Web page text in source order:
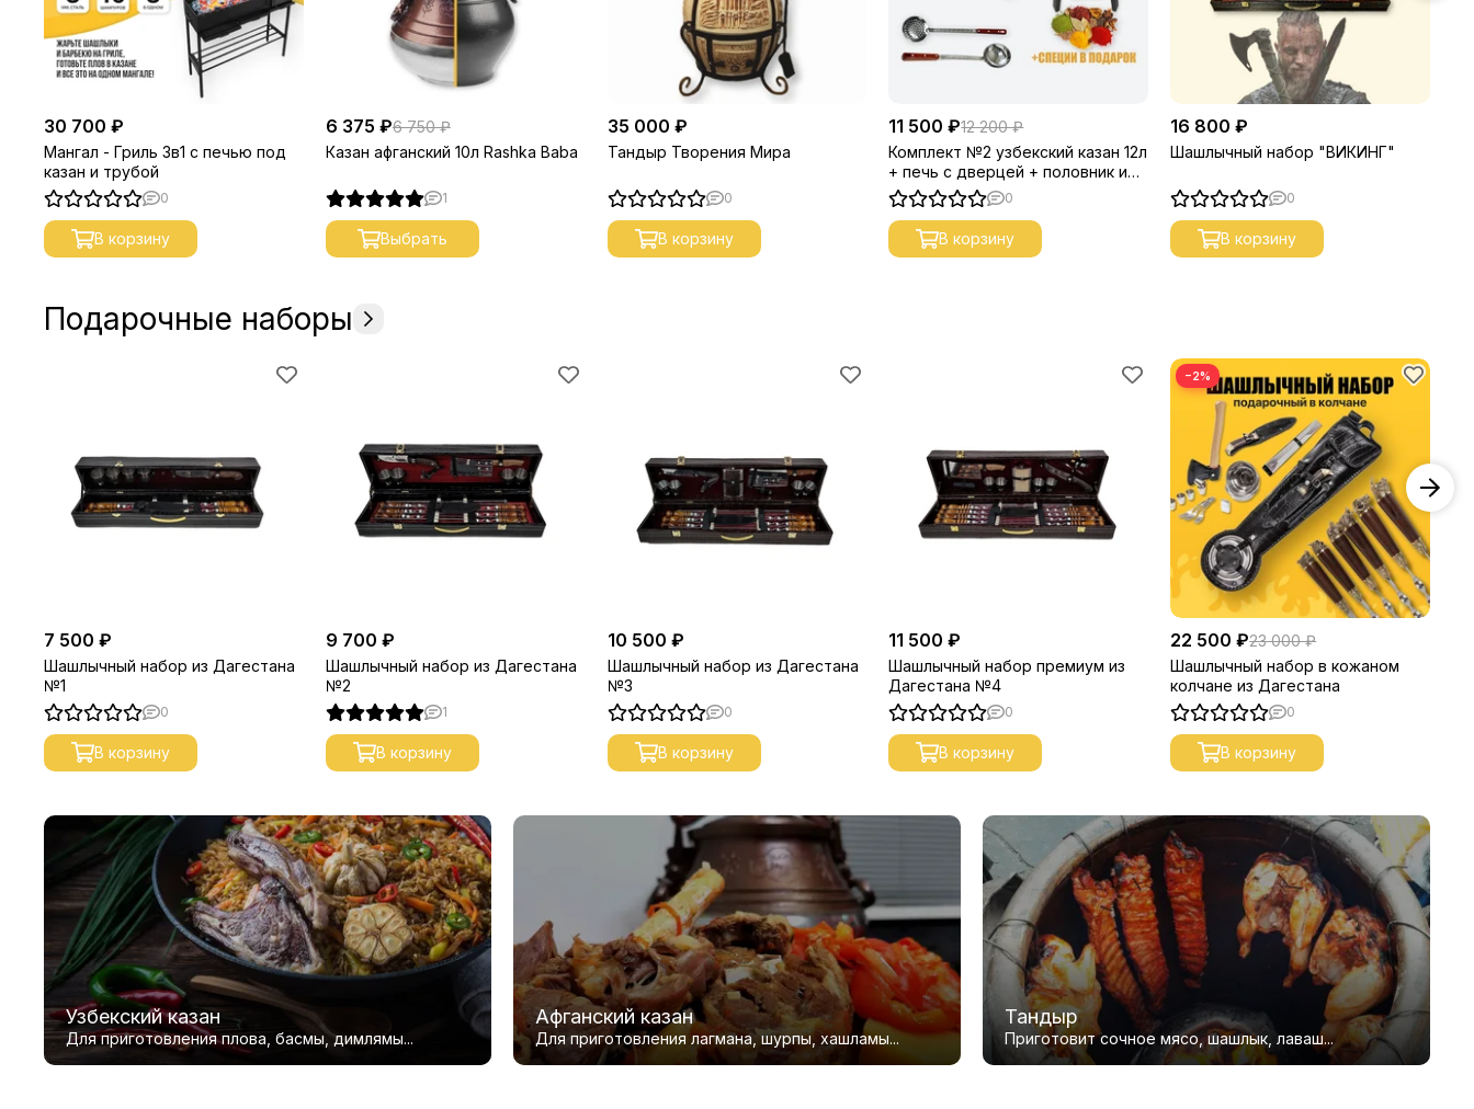
30 700 ₽
Мангал - Гриль 3в1 с печью под
казан и трубой
0
В корзину
6 375 ₽6 750 ₽
Казан афганский 10л Rashka Baba
1
Выбрать
35 000 ₽
Тандыр Творения Мира
0
В корзину
11 500 ₽12 200 ₽
Комплект №2 узбекский казан 12л
+ печь с дверцей + половник и
шумовка
0
В корзину
16 800 ₽
Шашлычный набор "ВИКИНГ"
0
В корзину
Подарочные наборы
7 500 ₽
Шашлычный набор из Дагестана
№1
0
В корзину
9 700 ₽
Шашлычный набор из Дагестана
№2
1
В корзину
10 500 ₽
Шашлычный набор из Дагестана
№3
0
В корзину
11 500 ₽
Шашлычный набор премиум из
Дагестана №4
0
В корзину
−2%
22 500 ₽23 000 ₽
Шашлычный набор в кожаном
колчане из Дагестана
0
В корзину
Узбекский казан
Для приготовления плова, басмы, димлямы...
Афганский казан
Для приготовления лагмана, шурпы, хашламы...
Тандыр
Приготовит сочное мясо, шашлык, лаваш...